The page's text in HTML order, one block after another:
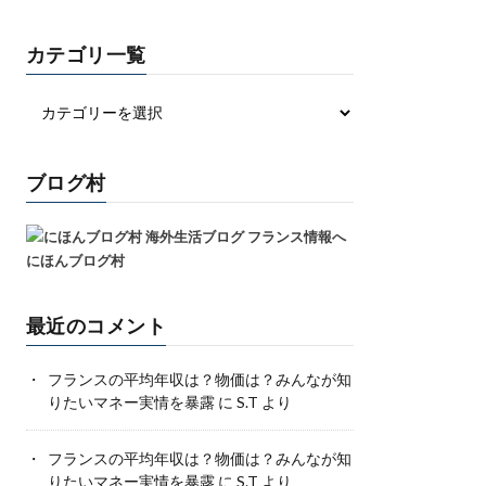
カテゴリ一覧
ブログ村
にほんブログ村
最近のコメント
フランスの平均年収は？物価は？みんなが知
りたいマネー実情を暴露に S.T より
フランスの平均年収は？物価は？みんなが知
りたいマネー実情を暴露に S.T より